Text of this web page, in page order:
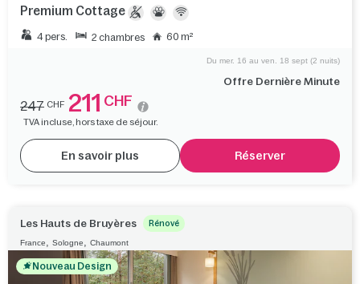
Premium Cottage
4 pers. 2 chambres 60 m²
Offre Dernière Minute
Du mer. 16 au ven. 18 sept (2 nuits)
247 CHF 211 CHF
TVA incluse, hors taxe de séjour.
En savoir plus Réserver
Les Hauts de Bruyères Rénové
France, Sologne, Chaumont
Nouveau Design